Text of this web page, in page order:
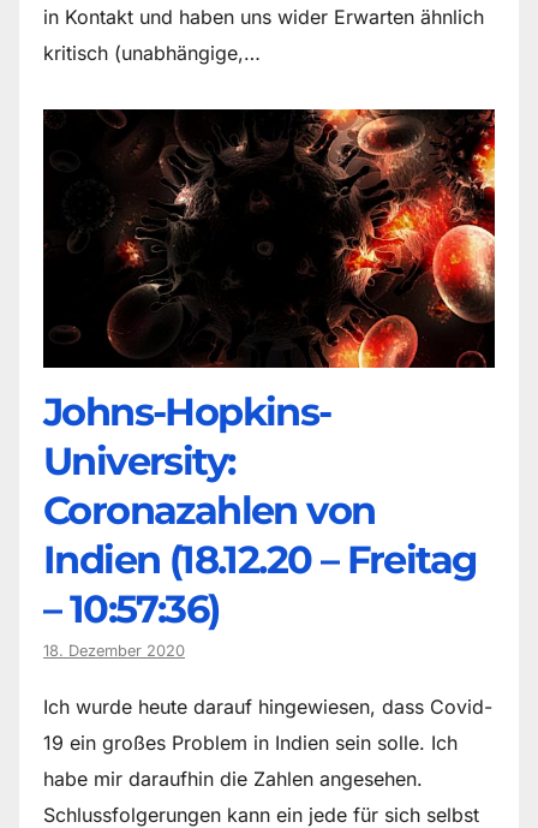
in Kontakt und haben uns wider Erwarten ähnlich
kritisch (unabhängige,…
Johns-Hopkins-
University:
Coronazahlen von
Indien (18.12.20 – Freitag
– 10:57:36)
18. Dezember 2020
Ich wurde heute darauf hingewiesen, dass Covid-
19 ein großes Problem in Indien sein solle. Ich
habe mir daraufhin die Zahlen angesehen.
Schlussfolgerungen kann ein jede für sich selbst